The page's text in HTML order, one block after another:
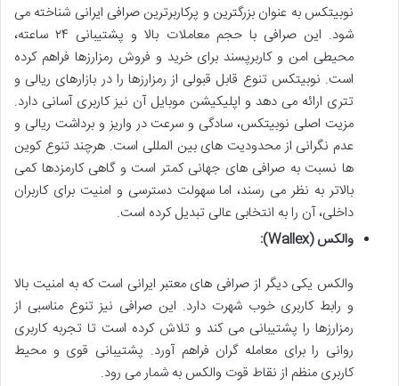
نوبیتکس به عنوان بزرگترین و پرکاربرترین صرافی ایرانی شناخته می
شود. این صرافی با حجم معاملات بالا و پشتیبانی ۲۴ ساعته،
محیطی امن و کاربرپسند برای خرید و فروش رمزارزها فراهم کرده
است. نوبیتکس تنوع قابل قبولی از رمزارزها را در بازارهای ریالی و
تتری ارائه می دهد و اپلیکیشن موبایل آن نیز کاربری آسانی دارد.
مزیت اصلی نوبیتکس، سادگی و سرعت در واریز و برداشت ریالی و
عدم نگرانی از محدودیت های بین المللی است. هرچند تنوع کوین
ها نسبت به صرافی های جهانی کمتر است و گاهی کارمزدها کمی
بالاتر به نظر می رسند، اما سهولت دسترسی و امنیت برای کاربران
داخلی، آن را به انتخابی عالی تبدیل کرده است.
والکس (Wallex):
والکس یکی دیگر از صرافی های معتبر ایرانی است که به امنیت بالا
و رابط کاربری خوب شهرت دارد. این صرافی نیز تنوع مناسبی از
رمزارزها را پشتیبانی می کند و تلاش کرده است تا تجربه کاربری
روانی را برای معامله گران فراهم آورد. پشتیبانی قوی و محیط
کاربری منظم از نقاط قوت والکس به شمار می رود.